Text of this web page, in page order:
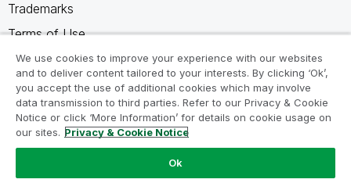
Trademarks
Terms of Use
Legal Agreements
Product Terms
Do not share my info
We use cookies to improve your experience with our websites
and to deliver content tailored to your interests. By clicking ‘Ok’,
you accept the use of additional cookies which may involve
data transmission to third parties. Refer to our Privacy & Cookie
Notice or click ‘More Information’ for details on cookie usage on
our sites. Privacy & Cookie Notice
Ok